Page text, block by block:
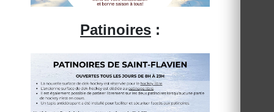
Patinoires :